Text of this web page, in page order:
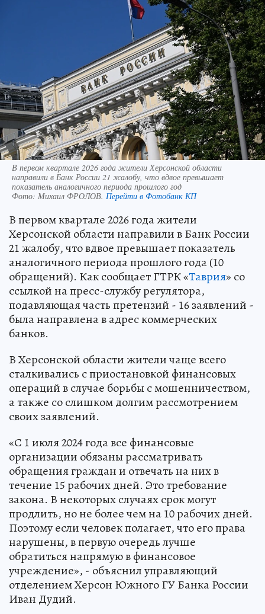
В первом квартале 2026 года жители Херсонской области
направили в Банк России 21 жалобу, что вдвое превышает
показатель аналогичного периода прошлого год
Фото: Михаил ФРОЛОВ. Перейти в Фотобанк КП
В первом квартале 2026 года жители
Херсонской области направили в Банк России
21 жалобу, что вдвое превышает показатель
аналогичного периода прошлого года (10
обращений). Как сообщает ГТРК «Таврия» со
ссылкой на пресс-службу регулятора,
подавляющая часть претензий - 16 заявлений -
была направлена в адрес коммерческих
банков.
В Херсонской области жители чаще всего
сталкивались с приостановкой финансовых
операций в случае борьбы с мошенничеством,
а также со слишком долгим рассмотрением
своих заявлений.
«С 1 июля 2024 года все финансовые
организации обязаны рассматривать
обращения граждан и отвечать на них в
течение 15 рабочих дней. Это требование
закона. В некоторых случаях срок могут
продлить, но не более чем на 10 рабочих дней.
Поэтому если человек полагает, что его права
нарушены, в первую очередь лучше
обратиться напрямую в финансовое
учреждение», - объяснил управляющий
отделением Херсон Южного ГУ Банка России
Иван Дудий.